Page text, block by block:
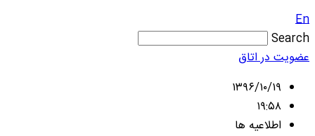
En
Search
عضویت در اتاق
۱۳۹۶/۱۰/۱۹
۱۹:۵۸
اطلاعیه ها